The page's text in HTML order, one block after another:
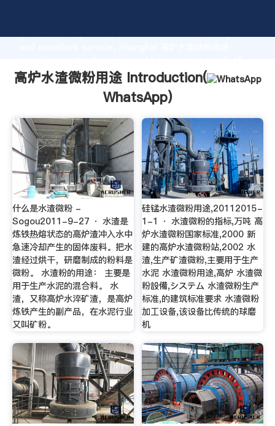
production capability, advanced research strength
customers.
高炉水渣微粉用途 Introduction(
WhatsApp)
什么是水渣微粉 -
Sogou2011-9-27 · 水渣是
炼铁热熔状态的高炉渣冲入水中
急速冷却产生的固体废料。把水
渣经过烘干，研磨制成的粉料是
微粉。 水渣粉的用途： 主要是
用于生产水泥的混合料。 水
渣，又称高炉水淬矿渣，是高炉
炼铁产生的副产品，在水泥行业
又叫矿粉。
硅锰水渣微粉用途,20112015-
1-1 · 水渣微粉的指标,万吨 高
炉水渣微粉国家标准,2000 新
建的高炉水渣微粉站,2002 水
渣,生产矿渣微粉,主要用于生产
水泥 水渣微粉用途,高炉 水渣微
粉設備,システム 水渣微粉生产
标准,的建筑标准要求 水渣微粉
加工设备,该设备比传统的球磨
机